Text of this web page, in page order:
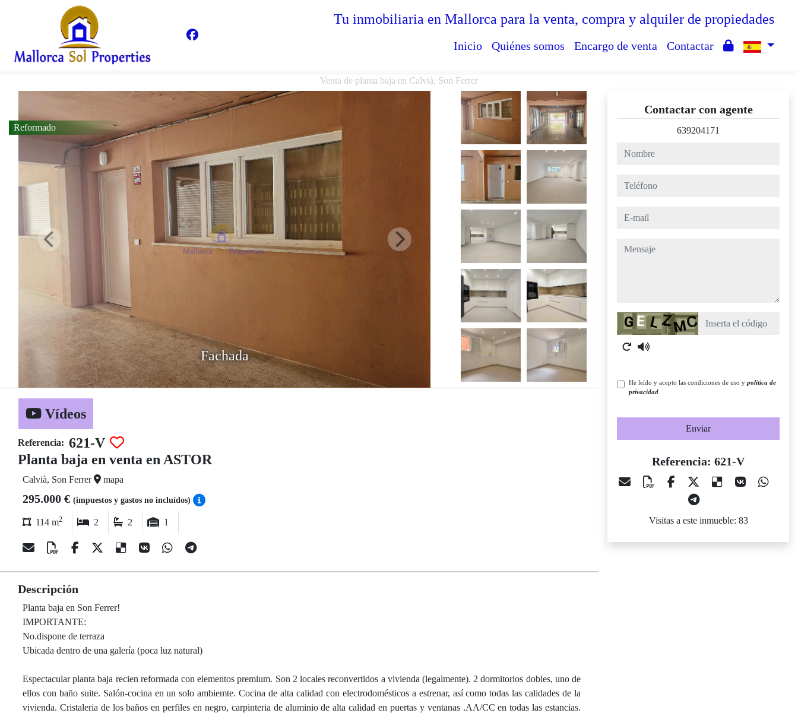
Tu inmobiliaria en Mallorca para la venta, compra y alquiler de propiedades
Inicio Quiénes somos Encargo de venta Contactar
Venta de planta baja en Calvià, Son Ferrer
Fachada
Reformado
Vídeos
Referencia: 621-V
Planta baja en venta en ASTOR
Calvià, Son Ferrer mapa
295.000 € (impuestos y gastos no incluídos)
114 m2 2 2 1
Descripción
Planta baja en Son Ferrer!
IMPORTANTE:
No.dispone de terraza
Ubicada dentro de una galería (poca luz natural)
Espectacular planta baja recien reformada con elementos premium. Son 2 locales reconvertidos a vivienda (legalmente). 2 dormitorios dobles, uno de
ellos con baño suite. Salón-cocina en un solo ambiemte. Cocina de alta calidad con electrodomésticos a estrenar, así como todas las calidades de la
vivienda. Cristaleria de los baños en perfiles en negro, carpinteria de aluminio de alta calidad en puertas y ventanas .AA/CC en todas las estancias.
Contactar con agente
639204171
nombre
teléfono
e-mail
mensaje
Captcha
He leído y acepto las condiciones de uso y política de
privacidad
Enviar
Referencia: 621-V
Visitas a este inmueble: 83